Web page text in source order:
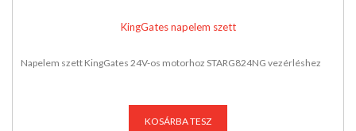
KingGates napelem szett
Napelem szett KingGates 24V-os motorhoz STARG824NG vezérléshez
KOSÁRBA TESZ